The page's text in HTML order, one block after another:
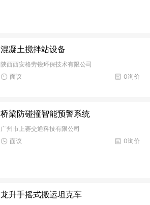
混凝土搅拌站设备
陕西西安格劳锐环保技术有限公司
0询价
面议
桥梁防碰撞智能预警系统
广州市上赛交通科技有限公司
0询价
面议
龙升手摇式搬运坦克车